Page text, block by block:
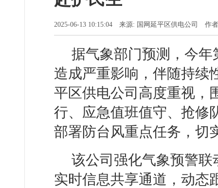
2025-06-13 10:15:04 来源: 国网延平区供电公司 作
据气象部门预测，今年
造成严重影响，伴随持续
平区供电公司高度重视，
行、应急值班值守、抢修
部署防台风重点任务，切
该公司强化气象预警
实时信息共享通道，动态